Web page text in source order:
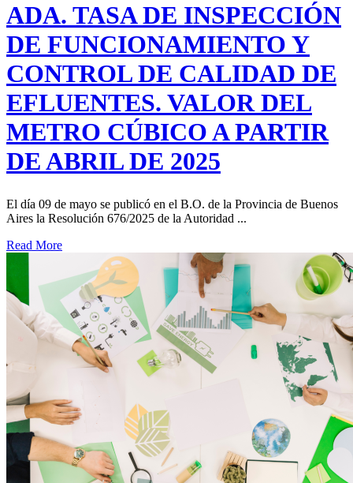
ADA. TASA DE INSPECCIÓN
DE FUNCIONAMIENTO Y
CONTROL DE CALIDAD DE
EFLUENTES. VALOR DEL
METRO CÚBICO A PARTIR
DE ABRIL DE 2025
El día 09 de mayo se publicó en el B.O. de la Provincia de Buenos
Aires la Resolución 676/2025 de la Autoridad ...
Read More